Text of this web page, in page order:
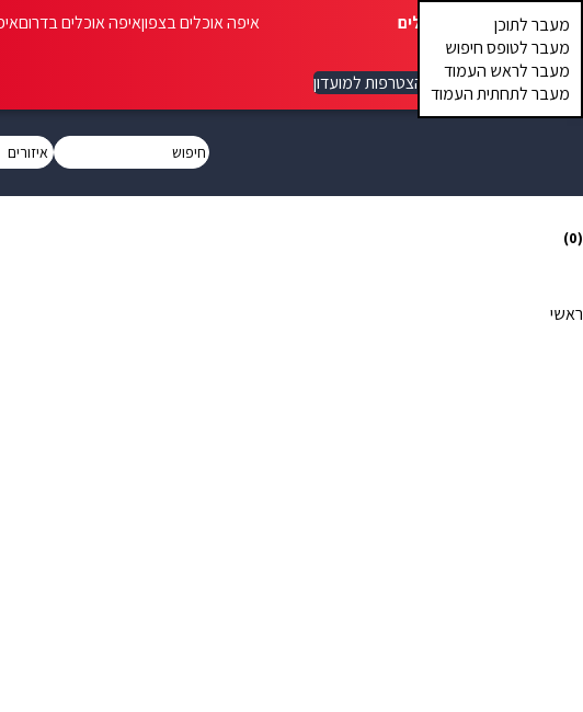
מעבר לתוכן
מעבר לטופס חיפוש
מעבר לראש העמוד
מעבר לתחתית העמוד
איפה אוכלים איפה אוכלים בצפוןאיפה אוכלים בדרום
הצטרפות למועדון
(0)
ראשי